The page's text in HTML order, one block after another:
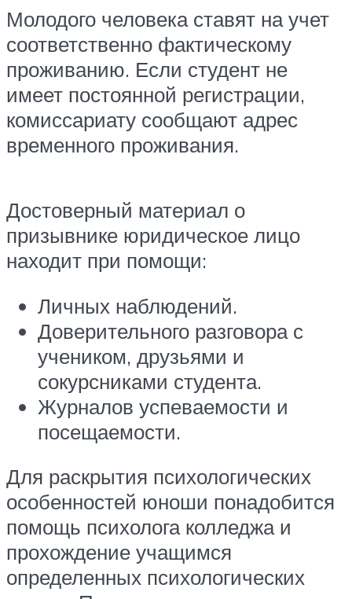
Молодого человека ставят на учет
соответственно фактическому
проживанию. Если студент не
имеет постоянной регистрации,
комиссариату сообщают адрес
временного проживания.
Достоверный материал о
призывнике юридическое лицо
находит при помощи:
Личных наблюдений.
Доверительного разговора с
учеником, друзьями и
сокурсниками студента.
Журналов успеваемости и
посещаемости.
Для раскрытия психологических
особенностей юноши понадобится
помощь психолога колледжа и
прохождение учащимся
определенных психологических